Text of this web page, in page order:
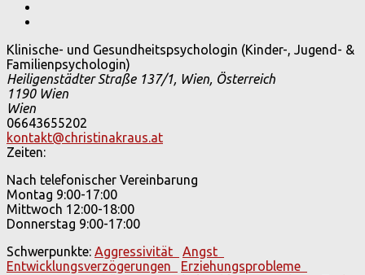
Klinische- und Gesundheitspsychologin (Kinder-, Jugend- &
Familienpsychologin)
Heiligenstädter Straße 137/1, Wien, Österreich
1190 Wien
Wien
06643655202
kontakt@christinakraus.at
Zeiten:
Nach telefonischer Vereinbarung
Montag 9:00-17:00
Mittwoch 12:00-18:00
Donnerstag 9:00-17:00
Schwerpunkte: Aggressivität
Angst
Entwicklungsverzögerungen
Erziehungsprobleme